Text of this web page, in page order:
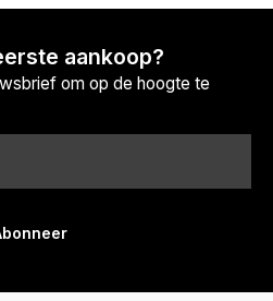
aankoop?
om op de hoogte te